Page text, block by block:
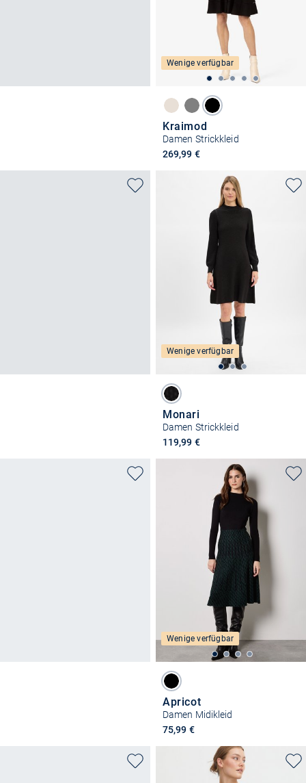
Wenige verfügbar
Kraimod
Damen Strickkleid
269,99 €
Wenige verfügbar
Monari
Damen Strickkleid
119,99 €
Wenige verfügbar
Apricot
Damen Midikleid
75,99 €